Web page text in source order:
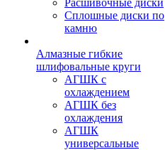
Расшивочные диски
Сплошные диски по
камню
Алмазные гибкие
шлифовальные круги
АГШК с
охлаждением
АГШК без
охлаждения
АГШК
универсальные